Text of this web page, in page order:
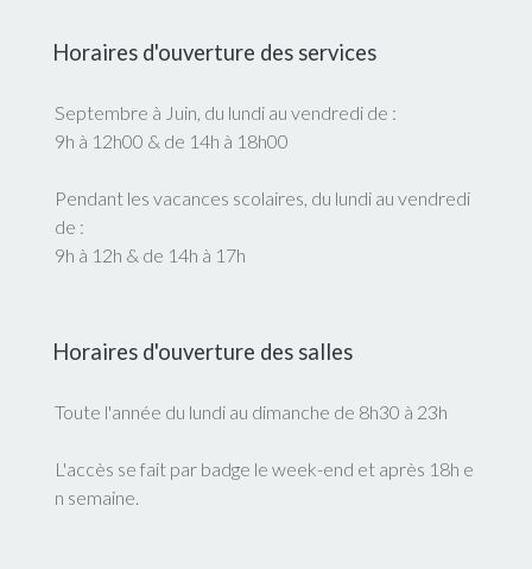
Horaires d'ouverture des services
Septembre à Juin, du lundi au vendredi de :
9h à 12h00 & de 14h à 18h00
Pendant les vacances scolaires, du lundi au vendredi
de :
9h à 12h & de 14h à 17h
Horaires d'ouverture des salles
Toute l'année du lundi au dimanche de 8h30 à 23h
L'accès se fait par badge le week-end et après 18h e
n semaine.